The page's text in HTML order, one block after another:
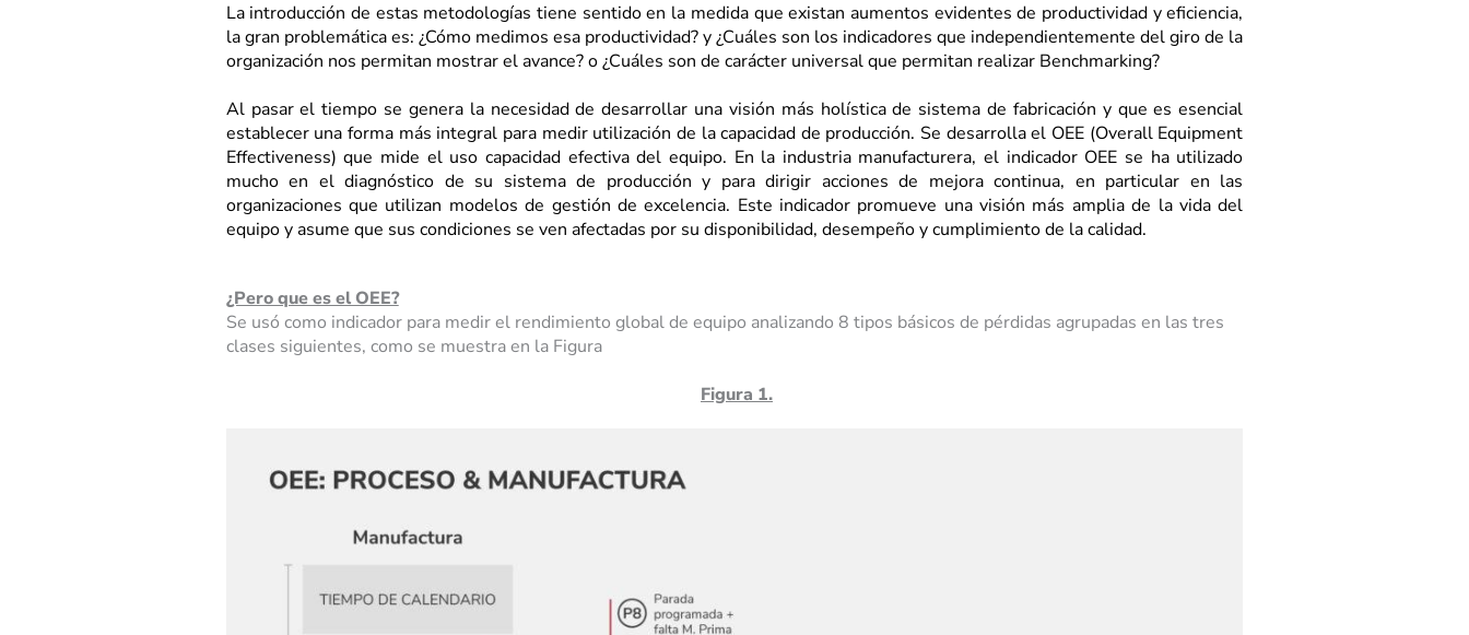
La introducción de estas metodologías tiene sentido en la medida que existan aumentos evidentes de productividad y eficiencia,
la gran problemática es: ¿Cómo medimos esa productividad? y ¿Cuáles son los indicadores que independientemente del giro de la
organización nos permitan mostrar el avance? o ¿Cuáles son de carácter universal que permitan realizar Benchmarking?
Al pasar el tiempo se genera la necesidad de desarrollar una visión más holística de sistema de fabricación y que es esencial
establecer una forma más integral para medir utilización de la capacidad de producción. Se desarrolla el OEE (Overall Equipment
Effectiveness) que mide el uso capacidad efectiva del equipo. En la industria manufacturera, el indicador OEE se ha utilizado
mucho en el diagnóstico de su sistema de producción y para dirigir acciones de mejora continua, en particular en las
organizaciones que utilizan modelos de gestión de excelencia. Este indicador promueve una visión más amplia de la vida del
equipo y asume que sus condiciones se ven afectadas por su disponibilidad, desempeño y cumplimiento de la calidad.
¿Pero que es el OEE?
Se usó como indicador para medir el rendimiento global de equipo analizando 8 tipos básicos de pérdidas agrupadas en las tres
clases siguientes, como se muestra en la Figura
Figura 1.